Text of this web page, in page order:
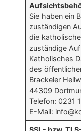
Sie haben ein
zuständigen
die
zuständige
Katholisches
des
Brackeler
44309
Telefon: 0231
E-Mail: